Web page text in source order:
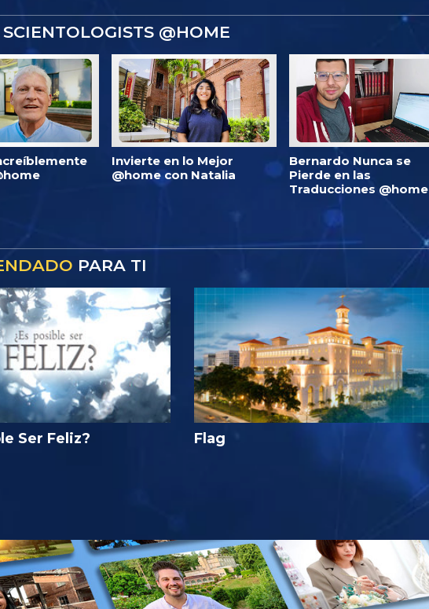
@HOME
Invierte en lo Mejor
@home con Natalia
Bernardo Nunca se
Pierde en las
Traducciones @home
PARA TI
Ser Feliz? Flag